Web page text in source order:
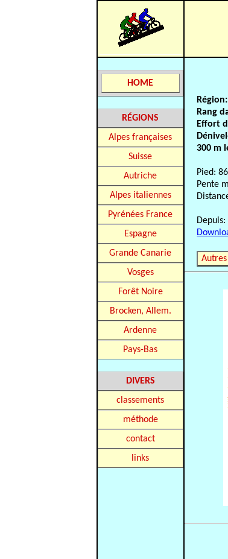
HOME
RÉGIONS
Alpes françaises
Suisse
Autriche
Alpes italiennes
Pyrénées France
Espagne
Grande Canarie
Vosges
Forêt Noire
Brocken, Allem.
Ardenne
Pays-Bas
DIVERS
classements
méthode
contact
links
Rang
Effort
300 m
Pied:
Pente